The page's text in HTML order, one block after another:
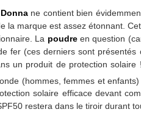
ne contient bien
la marque est assez étonnant.
La poudreen question
fer (ces derniers sont
un produit de protection
(hommes, femmes et enfants)
solaire efficace devant
restera dans le tiroir durant